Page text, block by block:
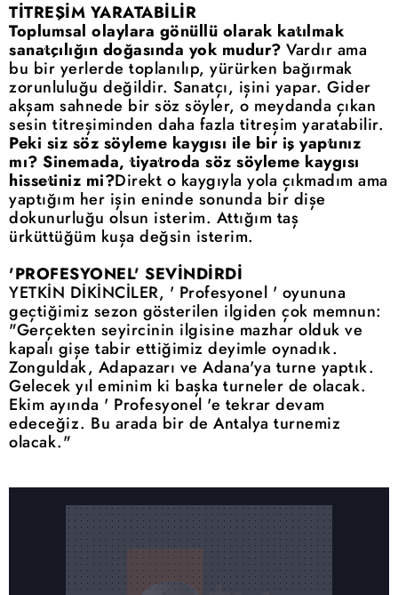
TİTREŞİM YARATABİLİR
Toplumsal olaylara gönüllü olarak katılmak
sanatçılığın doğasında yok mudur? Vardır ama
bu bir yerlerde toplanılıp, yürürken bağırmak
zorunluluğu değildir. Sanatçı, işini yapar. Gider
akşam sahnede bir söz söyler, o meydanda çıkan
sesin titreşiminden daha fazla titreşim yaratabilir.
Peki siz söz söyleme kaygısı ile bir iş yaptınız
mı? Sinemada, tiyatroda söz söyleme kaygısı
hissetiniz mi?Direkt o kaygıyla yola çıkmadım ama
yaptığım her işin eninde sonunda bir dişe
dokunurluğu olsun isterim. Attığım taş
ürküttüğüm kuşa değsin isterim.
'PROFESYONEL' SEVİNDİRDİ
YETKİN DİKİNCİLER, ' Profesyonel ' oyununa
geçtiğimiz sezon gösterilen ilgiden çok memnun:
"Gerçekten seyircinin ilgisine mazhar olduk ve
kapalı gişe tabir ettiğimiz deyimle oynadık.
Zonguldak, Adapazarı ve Adana'ya turne yaptık.
Gelecek yıl eminim ki başka turneler de olacak.
Ekim ayında ' Profesyonel 'e tekrar devam
edeceğiz. Bu arada bir de Antalya turnemiz
olacak."